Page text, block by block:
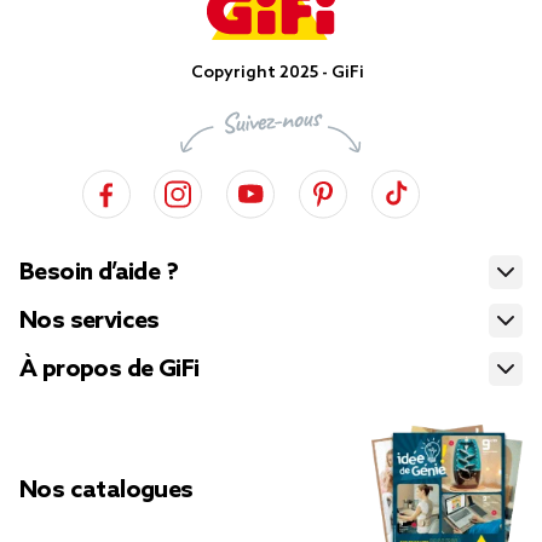
Copyright 2025 - GiFi
Besoin d’aide ?
Nos services
À propos de GiFi
Nos catalogues